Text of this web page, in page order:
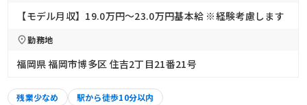
【モデル月収】19.0万円〜23.0万円基本給 ※経験考慮します
勤務地
福岡県 福岡市博多区 住吉2丁目21番21号
残業少なめ 駅から徒歩10分以内